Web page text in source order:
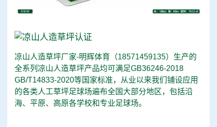
凉山人造草坪厂家-明辉体育（18571459135）生产的
全系列凉山人造草坪产品均可满足GB36246-2018
GB/T14833-2020等国家标准，从业以来我们铺设应用
的各类人工草坪足球场遍布全国大部分地区，包括沿
海、平原、高原各学校和专业足球场。